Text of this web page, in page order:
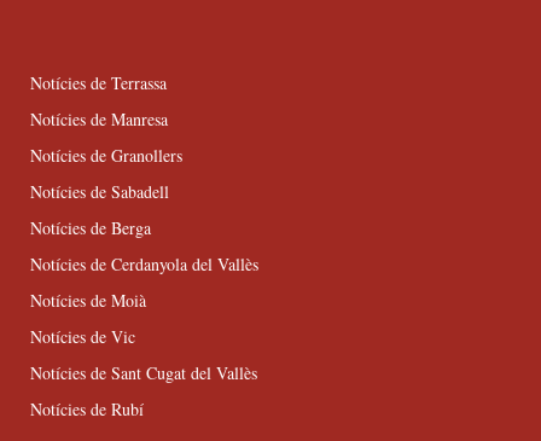
Notícies de Terrassa
Notícies de Manresa
Notícies de Granollers
Notícies de Sabadell
Notícies de Berga
Notícies de Cerdanyola del Vallès
Notícies de Moià
Notícies de Vic
Notícies de Sant Cugat del Vallès
Notícies de Rubí